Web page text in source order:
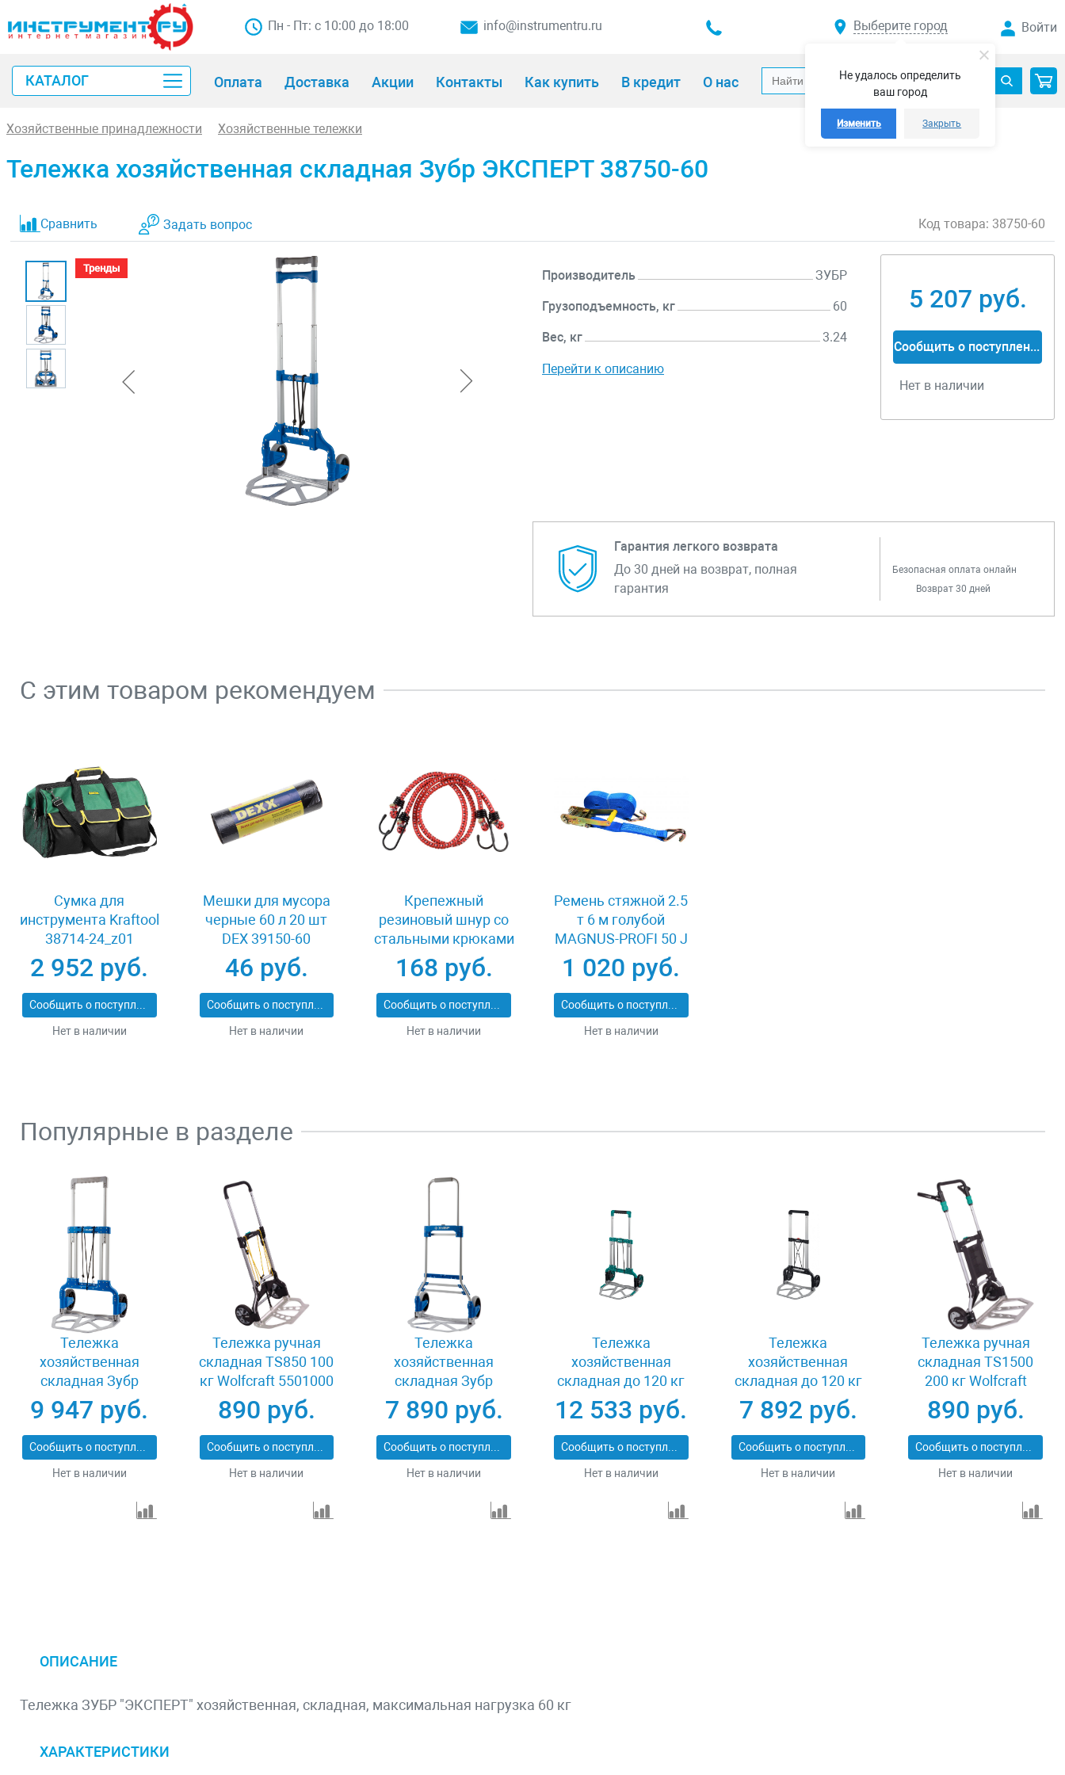
Не удалось определить
ваш город
Изменить Закрыть
Пн - Пт: с 10:00 до 18:00 info@instrumentru.ru Выберите город Войти
КАТАЛОГ Оплата Доставка Акции Контакты Как купить В кредит О нас
Хозяйственные принадлежности Хозяйственные тележки
Тележка хозяйственная складная Зубр ЭКСПЕРТ 38750-60
Сравнить Задать вопрос Код товара: 38750-60
Тренды Производитель ЗУБР
Грузоподъемность, кг 60
Вес, кг 3.24
Перейти к описанию
5 207 руб.
Сообщить о поступлении
Нет в наличии
Гарантия легкого возврата
До 30 дней на возврат, полная
гарантия
Безопасная оплата онлайн
Возврат 30 дней
С этим товаром рекомендуем
Сумка для
инструмента Kraftool
38714-24_z01
2 952 руб.
Сообщить о поступлении
Нет в наличии
Мешки для мусора
черные 60 л 20 шт
DEX 39150-60
46 руб.
Сообщить о поступлении
Нет в наличии
Крепежный
резиновый шнур со
стальными крюками
120 см 2 шт Stayer
MASTER 40505-
120_z01
168 руб.
Сообщить о поступлении
Нет в наличии
Ремень стяжной 2.5
т 6 м голубой
MAGNUS-PROFI 50 J
XK39343
1 020 руб.
Сообщить о поступлении
Нет в наличии
Популярные в разделе
Тележка
хозяйственная
складная Зубр
ЭКСПЕРТ 38750-120
9 947 руб.
Сообщить о поступлении
Нет в наличии
Тележка ручная
складная TS850 100
кг Wolfcraft 5501000
890 руб.
Сообщить о поступлении
Нет в наличии
Тележка
хозяйственная
складная Зубр
ЭКСПЕРТ 38750-90
7 890 руб.
Сообщить о поступлении
Нет в наличии
Тележка
хозяйственная
складная до 120 кг
Kraftool ATLANT
38751-120
12 533 руб.
Сообщить о поступлении
Нет в наличии
Тележка
хозяйственная
складная до 120 кг
Stayer PROTruck
38755-120
7 892 руб.
Сообщить о поступлении
Нет в наличии
Тележка ручная
складная TS1500
200 кг Wolfcraft
5525000
890 руб.
Сообщить о поступлении
Нет в наличии
ОПИСАНИЕ
Тележка ЗУБР "ЭКСПЕРТ" хозяйственная, складная, максимальная нагрузка 60 кг
ХАРАКТЕРИСТИКИ